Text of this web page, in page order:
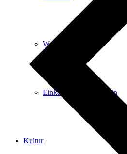
Wochenmarkt
Einkaufen in Königstein
Kultur